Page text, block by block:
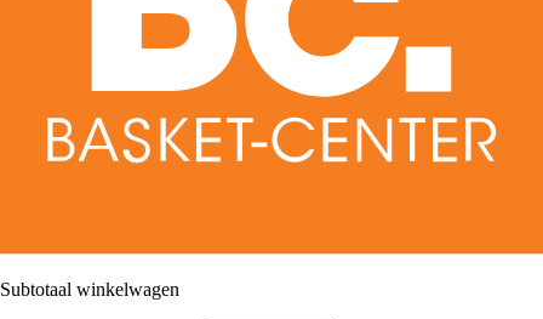
Subtotaal winkelwagen